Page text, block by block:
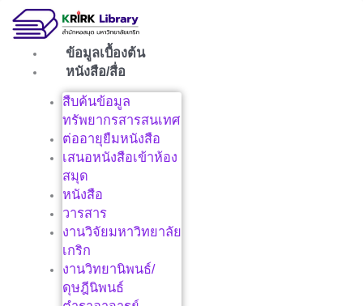
ข้อมูลเบื้องต้น
หนังสือ/สื่อ
สืบค้นข้อมูล
ทรัพยากรสารสนเทศ
ต่ออายุยืมหนังสือ
เสนอหนังสือเข้าห้อง
สมุด
หนังสือ
วารสาร
งานวิจัยมหาวิทยาลัย
เกริก
งานวิทยานิพนธ์/
ดุษฎีนิพนธ์